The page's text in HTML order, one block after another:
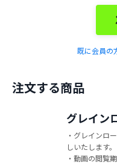
既に会員の
注文する商品
グレイン
・グレインロ
しいたします。
・動画の閲覧